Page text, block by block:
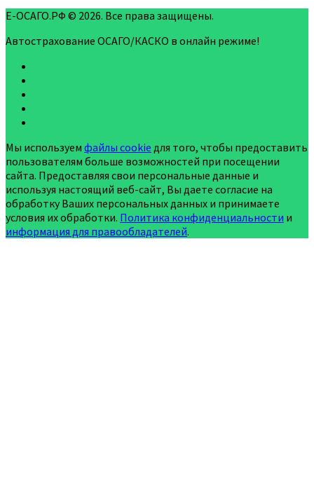
Е-ОСАГО.РФ © 2026. Все права защищены.
Автострахование ОСАГО/КАСКО в онлайн режиме!
Мы используем файлы cookie для того, чтобы предоставить
пользователям больше возможностей при посещении
сайта. Предоставляя свои персональные данные и
используя настоящий веб-сайт, Вы даете согласие на
обработку Ваших персональных данных и принимаете
условия их обработки. Политика конфиденциальности и
информация для правообладателей.